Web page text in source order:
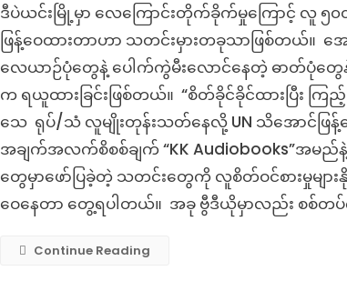
Check:
ဒီ
ပဲ
ယင်း
မှာ
လေကြော
တိုက်ခိုက်
ကြောင့်
လူ
ဒီပဲယင်းမြို့မှာ လေကြောင်းတိုက်ခိုက်မှုကြောင့်
ဖြန့်ဝေထားတာဟာ သတင်းမှားတခုသာဖြစ်တယ်။
လေယာဉ်ပုံတွေနဲ့ ပေါက်ကွဲမီးလောင်နေတဲ့ ဓာတ်ပုံတွ
က ရယူထားခြင်းဖြစ်တယ်။ “စိတ်ခိုင်ခိုင်ထားပြီး ကြည့်
သေ ရုပ်/သံ လူမျိုးတုန်းသတ်နေလို့ UN သိအောင်ဖြန့်ပေ
အချက်အလက်စိစစ်ချက် “KK Audiobooks”အ
တွေမှာဖော်ပြခဲ့တဲ့ သတင်းတွေကို လူစိတ်ဝင်စားမှုမျာ
ဝေနေတာ တွေ့ရပါတယ်။ အခု ဗွီဒီယိုမှာလည်း စစ်တပ်
Continue Reading